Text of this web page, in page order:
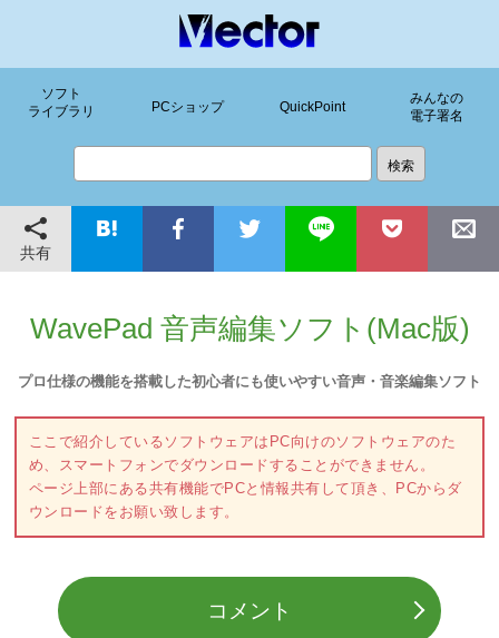
ソフト
ライブラリ
PCショップ QuickPoint
みんなの
電子署名
共有
WavePad 音声編集ソフト(Mac版)
プロ仕様の機能を搭載した初心者にも使いやすい音声・音楽編集ソフト
ここで紹介しているソフトウェアはPC向けのソフトウェアのた
め、スマートフォンでダウンロードすることができません。
ページ上部にある共有機能でPCと情報共有して頂き、PCからダ
ウンロードをお願い致します。
コメント